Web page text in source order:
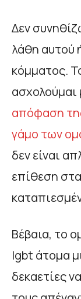
Δεν
λάθη αυτού
κόμματος.
ασχολούμαι
απόφαση
γάμο των
δεν είναι
επίθεση
Βέβαια, το
lgbt άτομα
δεκαετίες